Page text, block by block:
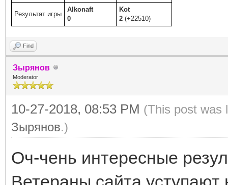
Результат игры
Alkonaft
0
Kot
2 (+22510)
Find
Зырянов
Moderator
10-27-2018, 08:53 PM (This post was
Зырянов.)
Оч-чень интересные